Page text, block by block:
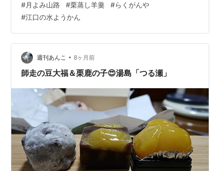
ら 特別に一つばらしてくださいました＾＾ こういう、ガ
チャガチャ系大好き＾＾； 中は、このペルシャが持って
いる鯛でした(笑) 他に招き猫とか色々あったけど、鯛が
いいなぁ～と思ってたので、 大当たりです(笑) いつもの
月よみ山路、栗蒸し羊羹、、これは小松の辺にお店（松
葉屋）があります 今日…
#月よみ山路 #栗蒸し羊羹 #らくがんや
#江口の水ようかん
週刊あんこ • 8ヶ月前
師走の豆大福＆栗鹿の子😍湯島「つる瀬」